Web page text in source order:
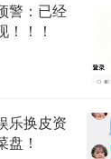
警：已经
！！
乐换皮资
！